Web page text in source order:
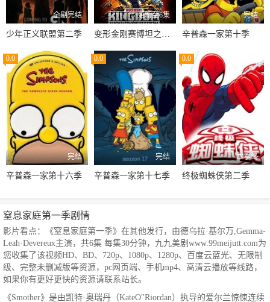
全剧完结
少年正义联盟第二季
更新至6集 完结
辛普森一家第十季
0.0
完结
辛普森一家第十六季
0.0
完结
辛普森一家第十七季
0.0
本季终
终极蜘蛛侠第二季
窒息家庭第一季剧情
影片看点：《窒息家庭第一季》在其他发行，由德乌拉·基尔万,Gemma-
Leah·Devereux主演，共6集 每集30分钟，九九美剧www.99meijutt.com为
您收集了该视频HD、BD、720p、1080p、1280p、百度云蓝光、无限制
级、完整未删减版等资源，pc网页端、手机mp4、高清云播放等线路，
如果你有更好更快的资源请联系站长。
《Smother》是由凯特·奥瑞丹（KateO"Riordan）执导的爱尔兰惊悚连续